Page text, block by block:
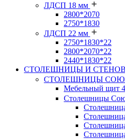
ЛДСП 18 мм
2800*2070
2750*1830
ЛДСП 22 мм
2750*1830*22
2800*2070*22
2440*1830*22
СТОЛЕШНИЦЫ И
СТОЛЕШНИЦЫ
Мебельный щит
Столешницы